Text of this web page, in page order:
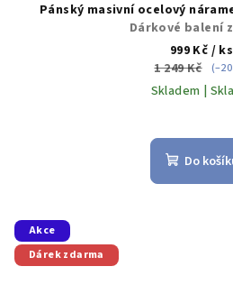
Pánský masivní ocelový
Dárkové balení
999 Kč / ks
1 249 Kč
Skladem |
Do
Akce
Dárek zdarma